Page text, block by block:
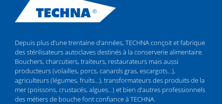
Depuis plus d’une trentaine d’années, TECHNA conçoit et fabrique
des stérilisateurs autoclaves destinés à la conserverie alimentaire.
Bouchers, charcutiers, traiteurs, restaurateurs mais aussi
producteurs (volailles, porcs, canards gras, escargots…),
agriculteurs (légumes, fruits…), transformateurs des produits de la
mer (poissons, crustacés, algues…) et bien d’autres professionnels
des métiers de bouche font confiance à TECHNA.